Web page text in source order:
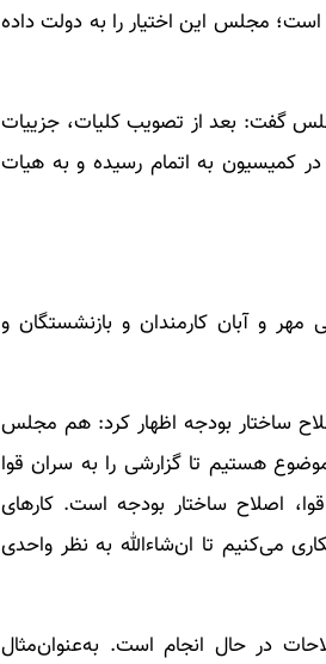
مجلس این اختیار را به دولت داده
گفت: بعد از تصویب کلیات، جزییات
کمیسیون به اتمام رسیده و به هیات
و آبان کارمندان و بازنشستگان و
ساختار بودجه اظهار کرد: هم مجلس
هستیم تا گزارشی را به سران قوا
اصلاح ساختار بودجه است. کار‌های
می‌کنیم تا ان‌شاءالله به نظر واحدی
در حال انجام است. به‌عنوان‌مثال